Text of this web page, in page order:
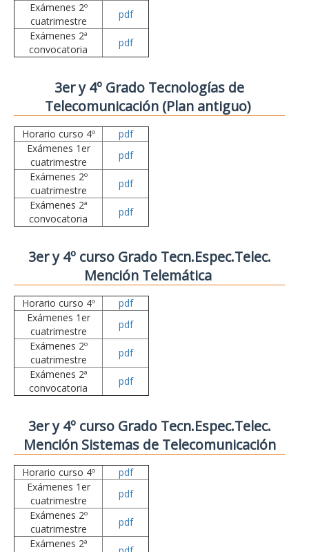
Exámenes 2º
cuatrimestre
pdf
Exámenes 2ª
convocatoria
pdf
3er y 4º Grado Tecnologías de
Telecomunicación (Plan antiguo)
Horario curso 4º
pdf
Exámenes 1er
cuatrimestre
pdf
Exámenes 2º
cuatrimestre
pdf
Exámenes 2ª
convocatoria
pdf
3er y 4º curso Grado Tecn.Espec.Telec.
Mención Telemática
Horario curso 4º
pdf
Exámenes 1er
cuatrimestre
pdf
Exámenes 2º
cuatrimestre
pdf
Exámenes 2ª
convocatoria
pdf
3er y 4º curso Grado Tecn.Espec.Telec.
Mención Sistemas de Telecomunicación
Horario curso 4º
pdf
Exámenes 1er
cuatrimestre
pdf
Exámenes 2º
cuatrimestre
pdf
Exámenes 2ª